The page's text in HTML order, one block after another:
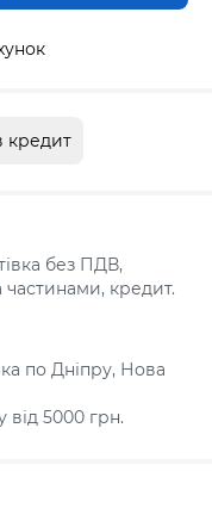
кредит
без ПДВ,
кредит.
по Дніпру, Нова
від 5000 грн.